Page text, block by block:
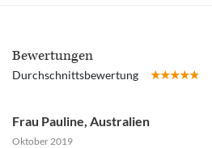
Bewertungen
Durchschnittsbewertung
Frau Pauline Australien
Oktober 2019